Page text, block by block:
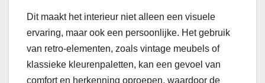
Dit maakt het interieur niet alleen een visuele
ervaring, maar ook een persoonlijke. Het gebruik
van retro-elementen, zoals vintage meubels of
klassieke kleurenpaletten, kan een gevoel van
comfort en herkenning oproepen, waardoor de